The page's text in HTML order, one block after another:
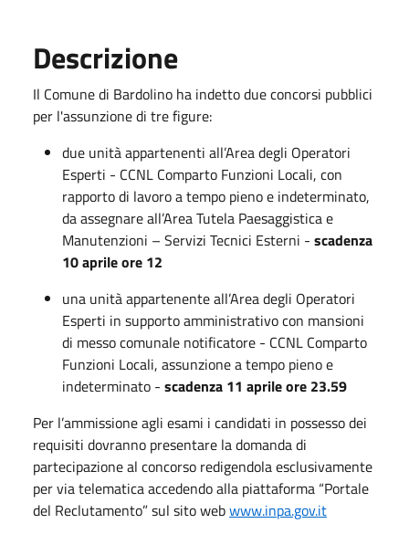
Descrizione
Il Comune di Bardolino ha indetto due concorsi pubblici
per l'assunzione di tre figure:
due unità appartenenti all’Area degli Operatori
Esperti - CCNL Comparto Funzioni Locali, con
rapporto di lavoro a tempo pieno e indeterminato,
da assegnare all’Area Tutela Paesaggistica e
Manutenzioni – Servizi Tecnici Esterni - scadenza
10 aprile ore 12
una unità appartenente all’Area degli Operatori
Esperti in supporto amministrativo con mansioni
di messo comunale notificatore - CCNL Comparto
Funzioni Locali, assunzione a tempo pieno e
indeterminato - scadenza 11 aprile ore 23.59
Per l’ammissione agli esami i candidati in possesso dei
requisiti dovranno presentare la domanda di
partecipazione al concorso redigendola esclusivamente
per via telematica accedendo alla piattaforma “Portale
del Reclutamento” sul sito webwww.inpa.gov.it